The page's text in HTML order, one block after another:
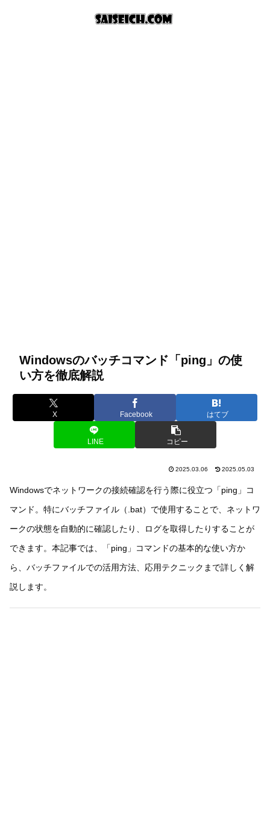
Windowsのバッチコマンド「ping」の使
い方を徹底解説
X Facebook はてブ
LINE コピー
2025.03.06 2025.05.03
Windowsでネットワークの接続確認を行う際に役立つ「ping」コ
マンド。特にバッチファイル（.bat）で使用することで、ネットワ
ークの状態を自動的に確認したり、ログを取得したりすることが
できます。本記事では、「ping」コマンドの基本的な使い方か
ら、バッチファイルでの活用方法、応用テクニックまで詳しく解
説します。